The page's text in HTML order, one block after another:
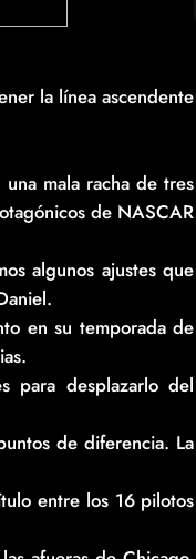
la línea ascendente
mala racha de tres
de NASCAR
algunos ajustes que
en su temporada de
para desplazarlo del
de diferencia. La
entre los 16 pilotos